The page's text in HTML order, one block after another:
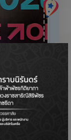
Shop